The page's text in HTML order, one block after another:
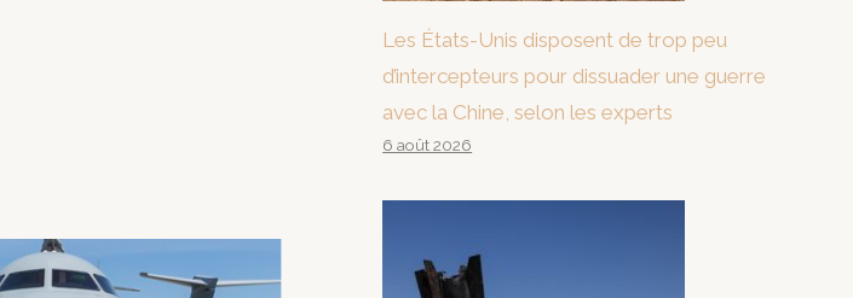
Les États-Unis disposent de trop peu
d’intercepteurs pour dissuader une guerre
avec la Chine, selon les experts
6 août 2026